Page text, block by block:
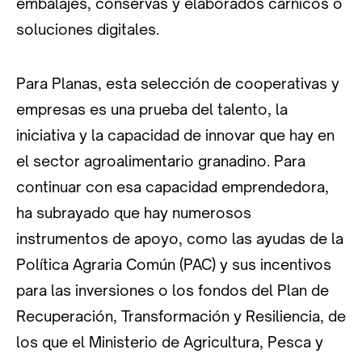
soluciones digitales.
Para Planas, esta selección de cooperativas y
empresas es una prueba del talento, la
iniciativa y la capacidad de innovar que hay en
el sector agroalimentario granadino. Para
continuar con esa capacidad emprendedora,
ha subrayado que hay numerosos
instrumentos de apoyo, como las ayudas de la
Política Agraria Común (PAC) y sus incentivos
para las inversiones o los fondos del Plan de
Recuperación, Transformación y Resiliencia, de
los que el Ministerio de Agricultura, Pesca y